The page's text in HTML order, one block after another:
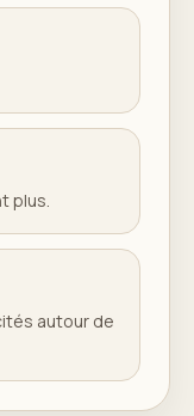
plus.
autour de